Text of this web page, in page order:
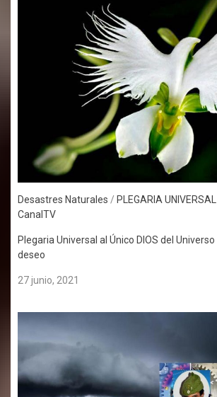
Desastres Naturales / PLEGARIA UNIVERSAL
CanalTV
Plegaria Universal al Único DIOS del
deseo
27 junio, 2021